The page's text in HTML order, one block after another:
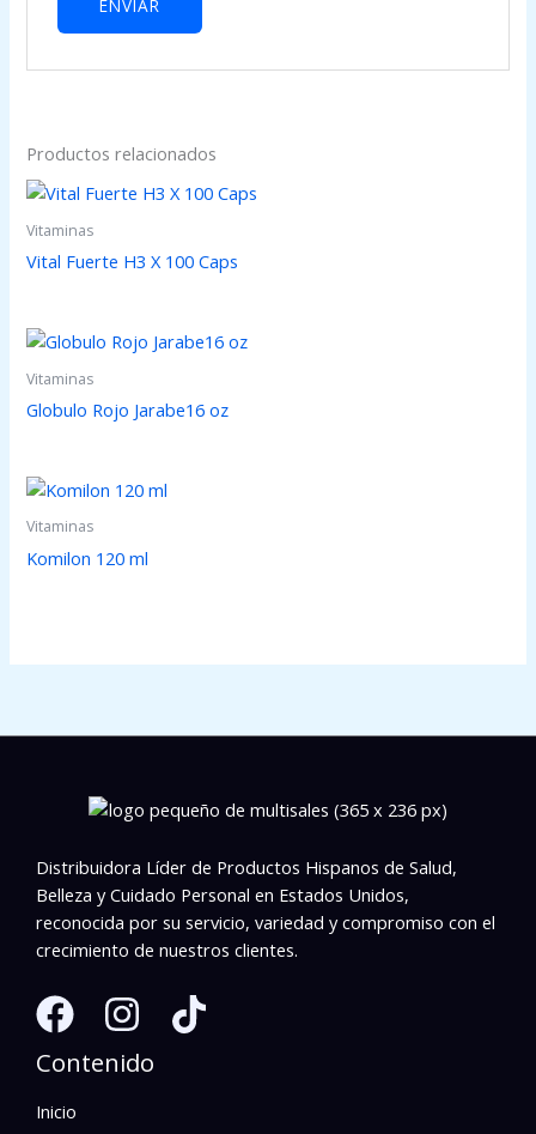
Productos relacionados
Vitaminas
Vital Fuerte H3 X 100 Caps
Vitaminas
Globulo Rojo Jarabe16 oz
Vitaminas
Komilon 120 ml
Distribuidora Líder de Productos Hispanos de Salud,
Belleza y Cuidado Personal en Estados Unidos,
reconocida por su servicio, variedad y compromiso con el
crecimiento de nuestros clientes.
Contenido
Inicio